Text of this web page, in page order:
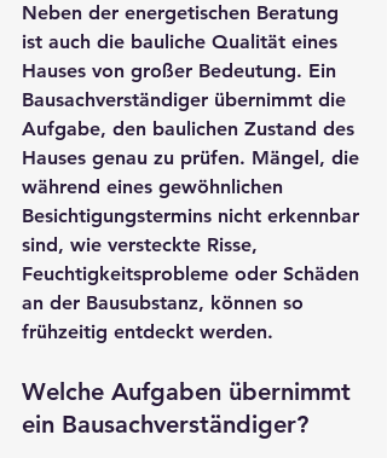
Neben der energetischen Beratung
ist auch die bauliche Qualität eines
Hauses von großer Bedeutung. Ein
Bausachverständiger übernimmt die
Aufgabe, den baulichen Zustand des
Hauses genau zu prüfen. Mängel, die
während eines gewöhnlichen
Besichtigungstermins nicht erkennbar
sind, wie versteckte Risse,
Feuchtigkeitsprobleme oder Schäden
an der Bausubstanz, können so
frühzeitig entdeckt werden.
Welche Aufgaben übernimmt
ein Bausachverständiger?